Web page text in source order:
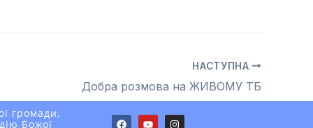
НАСТУПНА
Добра розмова на ЖИВОМУ ТБ
громади,
Божої
F
Y
I